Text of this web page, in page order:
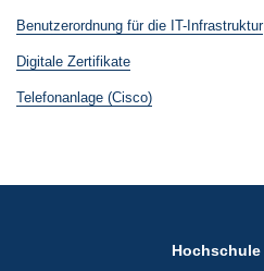
Benutzerordnung für die IT-Infrastruktur
Digitale Zertifikate
Telefonanlage (Cisco)
Hochschule